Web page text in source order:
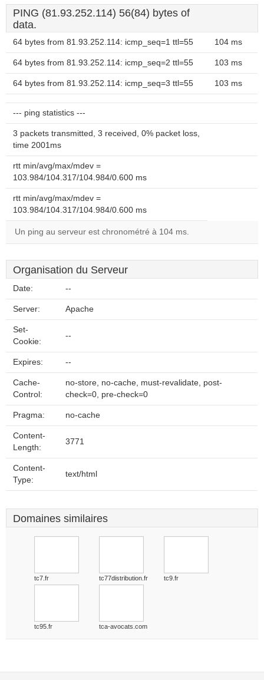
PING (81.93.252.114) 56(84) bytes of
data.
64 bytes from 81.93.252.114: icmp_seq=1 ttl=55 104 ms
64 bytes from 81.93.252.114: icmp_seq=2 ttl=55 103 ms
64 bytes from 81.93.252.114: icmp_seq=3 ttl=55 103 ms
--- ping statistics ---
3 packets transmitted, 3 received, 0% packet loss,
time 2001ms
rtt min/avg/max/mdev =
103.984/104.317/104.984/0.600 ms
rtt min/avg/max/mdev =
103.984/104.317/104.984/0.600 ms
Un ping au serveur est chronométré à 104 ms.
Organisation du Serveur
Date: --
Server: Apache
Set-
Cookie:
--
Expires: --
Cache-
Control:
no-store, no-cache, must-revalidate, post-
check=0, pre-check=0
Pragma: no-cache
Content-
Length:
3771
Content-
Type:
text/html
Domaines similaires
tc7.fr tc77distribution.fr tc9.fr
tc95.fr tca-avocats.com